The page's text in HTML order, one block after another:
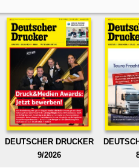
DEUTSCHER DRUCKER
9/2026